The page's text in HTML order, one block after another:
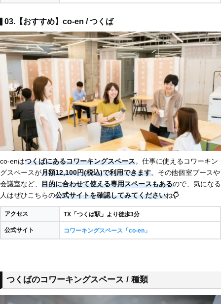
03.【おすすめ】co-en / つくば
co-enはつくばにあるコワーキングスペース。仕事に使えるコワーキン
グスペースが月額12,100円(税込)で利用できます。その他個室ブースや
会議室など、 目的に合わせて使える専用スペースもあるので、気になる
人はぜひこちらの公式サイトを確認してみてくださいね
アクセス TX「つくば駅」より徒歩3分
公式サイト コワーキングスペース「co-en」
つくばのコワーキングスペース / 種類